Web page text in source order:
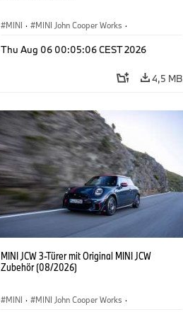
MINI · MINI John Cooper Works ·
Sonderausstattungen, Zubehör
Thu Aug 06 00:05:06 CEST 2026
4,5 MB
MINI JCW 3-Türer mit Original MINI JCW
Zubehör (08/2026)
MINI · MINI John Cooper Works ·